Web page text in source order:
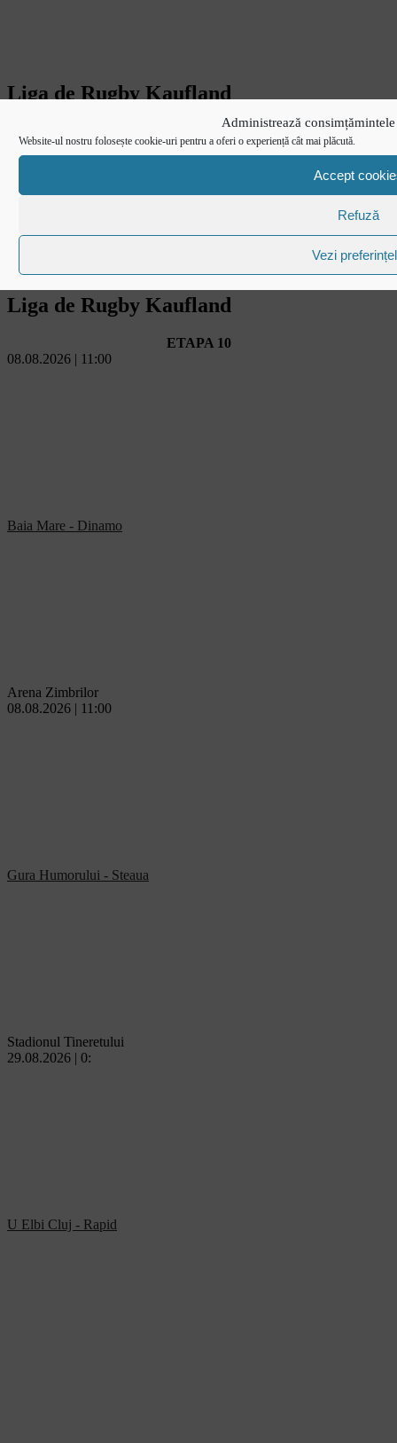
Administrează
Website-ul nostru folosește cookie-uri pentru a oferi o experiență cât mai plăcută.
Accept
Refuză
Vezi
Liga de Rugby Kaufland
FINALA MICA
Liga de Rugby Kaufland
ETAPA 10
08.08.2026 | 11:00
Baia Mare - Dinamo
Arena Zimbrilor
08.08.2026 | 11:00
Gura Humorului - Steaua
Stadionul Tineretului
29.08.2026 | 0:
U Elbi Cluj - Rapid